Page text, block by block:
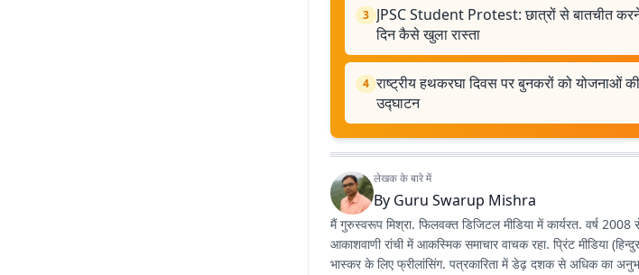
3 JPSC Student Protest: छात्रों से बातचीत
दिन कैसे खुला रास्ता
4 राष्ट्रीय हथकरघा दिवस पर बुनकरों को योजनाओं
उद्घाटन
लेखक के बारे में
By Guru Swarup Mishra
मैं गुरुस्वरूप मिश्रा. फिलवक्त डिजिटल मीडिया में कार्यरत. वर्ष
आकाशवाणी रांची में आकस्मिक समाचार वाचक रहा. प्रिंट मीडिया
भास्कर के लिए फ्रीलांसिंग. पत्रकारिता में डेढ़ दशक से अधिक का